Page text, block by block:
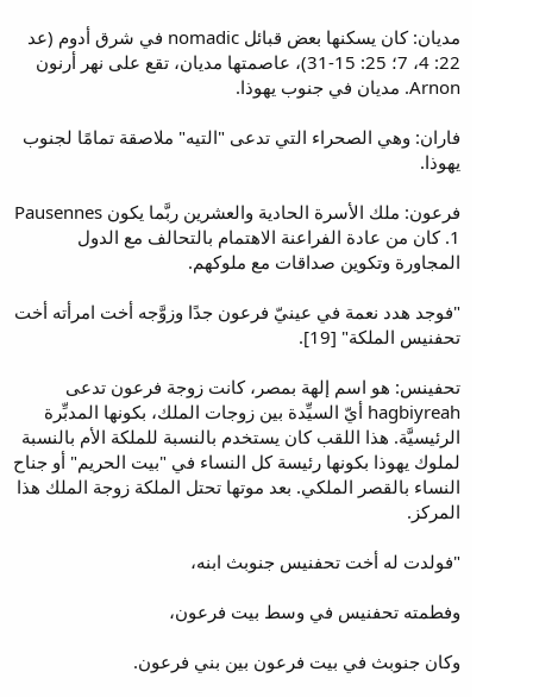
مديان: كان يسكنها بعض قبائل nomadic في شرق أدوم (عد
22: 4، 7؛ 25: 15-31)، عاصمتها مديان، تقع على نهر أرنون
Arnon. مديان في جنوب يهوذا.
فاران: وهي الصحراء التي تدعى "التيه" ملاصقة تمامًا لجنوب
يهوذا.
فرعون: ملك الأسرة الحادية والعشرين ربَّما يكون Pausennes
1. كان من عادة الفراعنة الاهتمام بالتحالف مع الدول
المجاورة وتكوين صداقات مع ملوكهم.
"فوجد هدد نعمة في عينيّ فرعون جدًا وزوَّجه أخت امرأته أخت
تحفنيس الملكة" [19].
تحفينس: هو اسم إلهة بمصر، كانت زوجة فرعون تدعى
hagbiyreah أيّ السيِّدة بين زوجات الملك، بكونها المدبِّرة
الرئيسيَّة. هذا اللقب كان يستخدم بالنسبة للملكة الأم بالنسبة
لملوك يهوذا بكونها رئيسة كل النساء في "بيت الحريم" أو جناح
النساء بالقصر الملكي. بعد موتها تحتل الملكة زوجة الملك هذا
المركز.
"فولدت له أخت تحفنيس جنوبث ابنه،
وفطمته تحفنيس في وسط بيت فرعون،
وكان جنوبث في بيت فرعون بين بني فرعون.